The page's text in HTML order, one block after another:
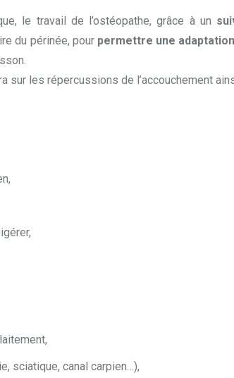
le travail de l’ostéopathe, grâce à un
du périnée, pour permettre une
sur les répercussions de l’accouchement
sciatique, canal carpien…),